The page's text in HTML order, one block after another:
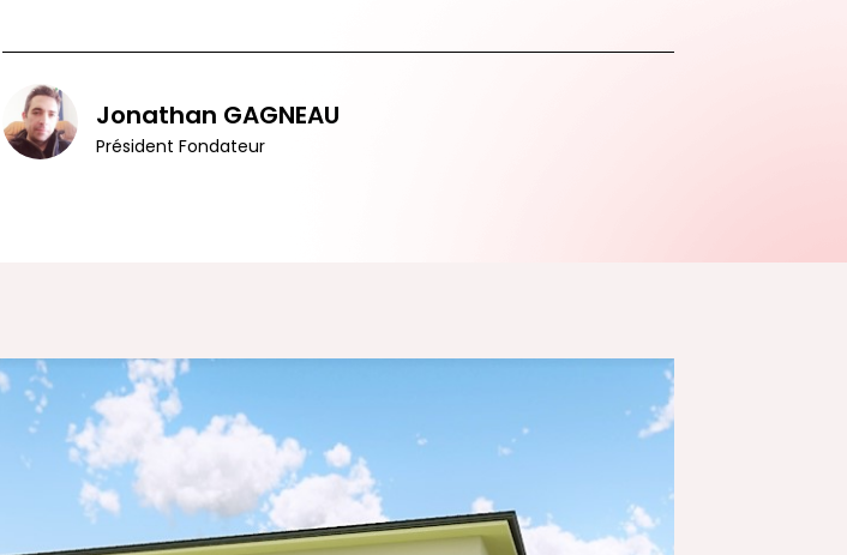
Jonathan GAGNEAU
Président Fondateur